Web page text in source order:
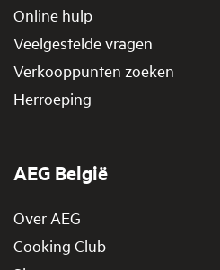
Online hulp
Veelgestelde vragen
Verkooppunten zoeken
Herroeping
AEG België
Over AEG
Cooking Club